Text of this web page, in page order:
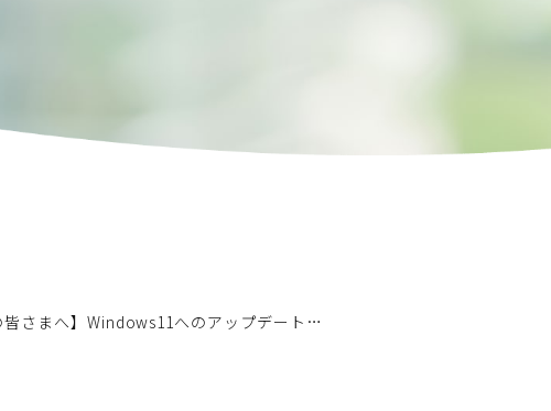
【RIKCADご利用の皆さまへ】Windows11へのアップデートはお控えください